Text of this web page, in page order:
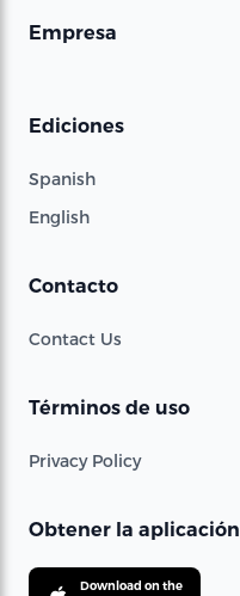
Empresa
Ediciones
Spanish
English
Contacto
Contact Us
Términos de uso
Privacy Policy
Obtener la aplicación
Download on the